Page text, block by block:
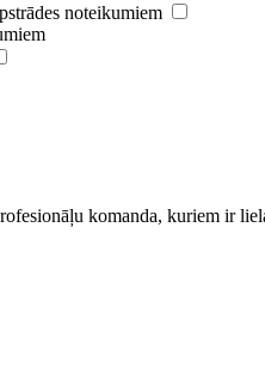
noteikumiem
komanda, kuriem ir